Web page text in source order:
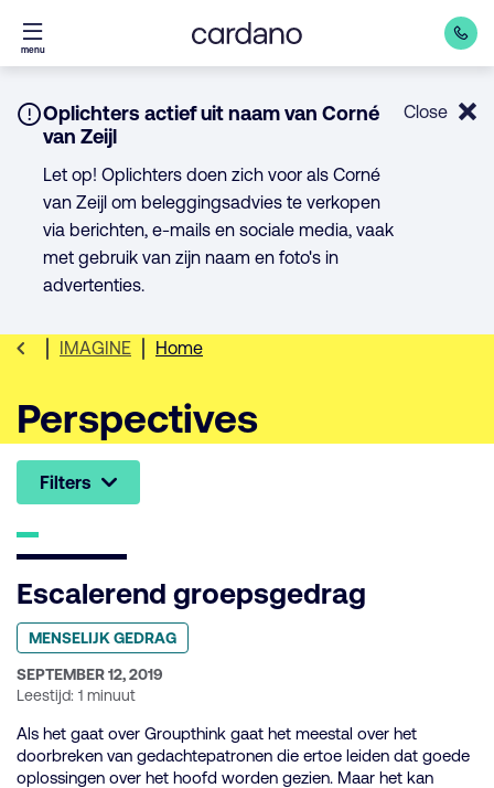
Direct
naar
menu
Notice:
Oplichters actief uit naam van Corné
van Zeijl
Let op! Oplichters doen zich voor als Corné
van Zeijl om beleggingsadvies te verkopen
via berichten, e-mails en sociale media, vaak
met gebruik van zijn naam en foto's in
advertenties.
Close
Home
IMAGINE
Perspectives
Filters
Escalerend groepsgedrag
Geplaatst
categorie:
MENSELIJK GEDRAG
GEPUBLICEERD
OP:
SEPTEMBER 12, 2019
Leestijd: 1 minuut
Als het gaat over Groupthink gaat het meestal over het
doorbreken van gedachtepatronen die ertoe leiden dat goede
oplossingen over het hoofd worden gezien. Maar het kan